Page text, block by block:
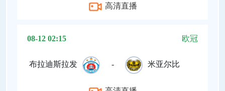
高清直播
08-12 02:15 欧冠
布拉迪斯拉发 - 米亚尔比